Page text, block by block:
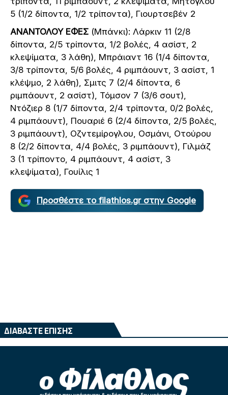
5 (1/2 δίποντα, 1/2 τρίποντα), Γιουρτσεβέν 2
ΑΝΑΝΤΟΛΟΥ ΕΦΕΣ (Μπάνκι): Λάρκιν 11 (2/8
δίποντα, 2/5 τρίποντα, 1/2 βολές, 4 ασίστ, 2
κλεψίματα, 3 λάθη), Μπράιαντ 16 (1/4 δίποντα,
3/8 τρίποντα, 5/6 βολές, 4 ριμπάουντ, 3 ασίστ, 1
κλέψμο, 2 λάθη), Σμιτς 7 (2/4 δίποντα, 6
ριμπάουντ, 2 ασίστ), Τόμσον 7 (3/6 σουτ),
Ντόζιερ 8 (1/7 δίποντα, 2/4 τρίποντα, 0/2 βολές,
4 ριμπάουντ), Πουαριέ 6 (2/4 δίποντα, 2/5 βολές,
3 ριμπάουντ), Οζντεμίρογλου, Οσμάνι, Οτούρου
8 (2/2 δίποντα, 4/4 βολές, 3 ριμπάουντ), Γιλμάζ
3 (1 τρίποντο, 4 ριμπάουντ, 4 ασίστ, 3
κλεψίματα), Γουίλις 1
Προσθέστε το filathlos.gr στην Google
ΔΙΑΒΑΣΤΕ ΕΠΙΣΗΣ